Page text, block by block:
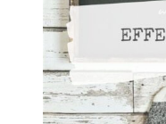
nero,
non
solo
lavagna